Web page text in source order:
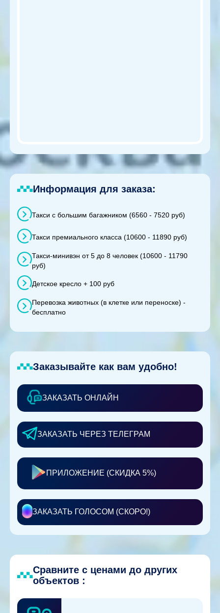
Информация для заказа:
Такси с большим багажником (6560 - 7520 руб)
Такси премиального класса (10600 - 11890 руб)
Такси-минивэн от 5 до 8 человек (10600 - 11790
руб)
Детское кресло + 100 руб
Перевозка животных (в клетке или переноске) -
бесплатно
Заказывайте как вам удобно!
ЗАКАЗАТЬ ОНЛАЙН
ЗАКАЗАТЬ ЧЕРЕЗ ТЕЛЕГРАМ
ПРИЛОЖЕНИЕ (СКИДКА 5%)
ЗАКАЗАТЬ ГОЛОСОМ (СКОРО!)
Сравните с ценами до других
объектов :